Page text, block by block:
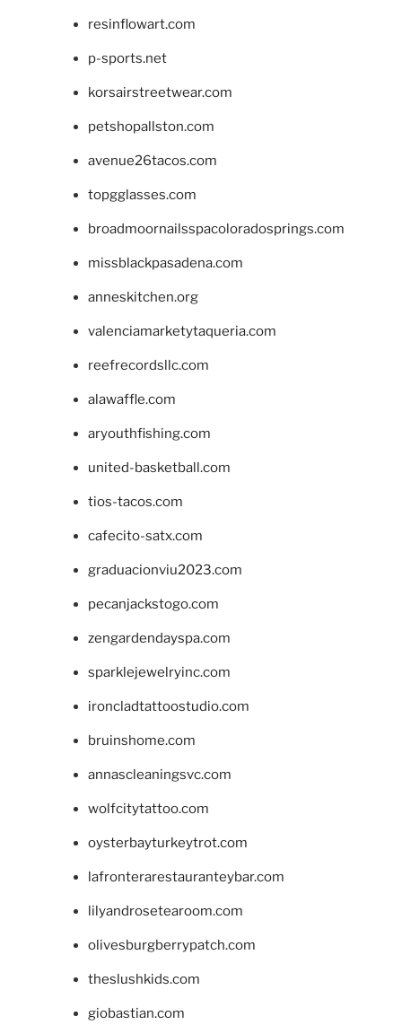
resinflowart.com
p-sports.net
korsairstreetwear.com
petshopallston.com
avenue26tacos.com
topgglasses.com
broadmoornailsspacoloradosprings.com
missblackpasadena.com
anneskitchen.org
valenciamarketytaqueria.com
reefrecordsllc.com
alawaffle.com
aryouthfishing.com
united-basketball.com
tios-tacos.com
cafecito-satx.com
graduacionviu2023.com
pecanjackstogo.com
zengardendayspa.com
sparklejewelryinc.com
ironcladtattoostudio.com
bruinshome.com
annascleaningsvc.com
wolfcitytattoo.com
oysterbayturkeytrot.com
lafronterarestauranteybar.com
lilyandrosetearoom.com
olivesburgberrypatch.com
theslushkids.com
giobastian.com